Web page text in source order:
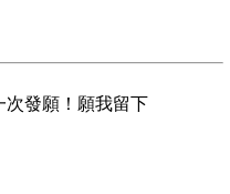
次發願！願我留下